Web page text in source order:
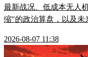
最新战况、低成本无人
缩"的政治算盘，以及未
2026-08-07 11:38